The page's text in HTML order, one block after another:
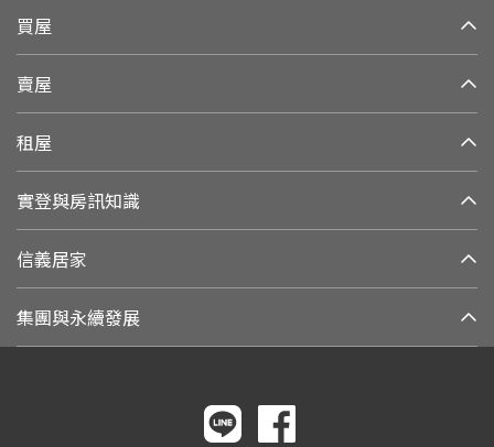
買屋
賣屋
租屋
實登與房訊知識
信義居家
集團與永續發展